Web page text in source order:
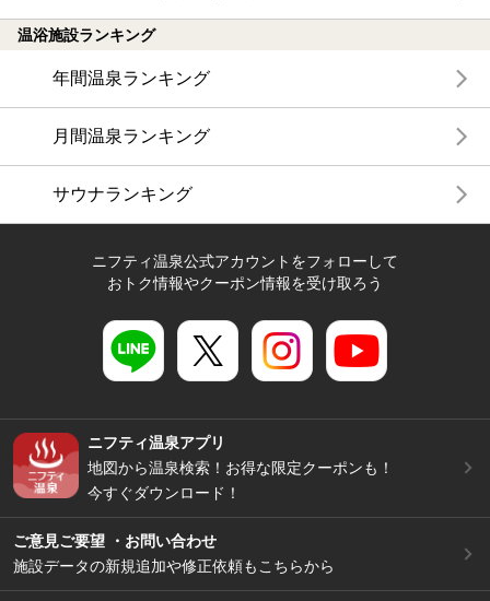
温浴施設ランキング
年間温泉ランキング
月間温泉ランキング
サウナランキング
ニフティ温泉公式アカウントをフォローして
おトク情報やクーポン情報を受け取ろう
ニフティ温泉アプリ
地図から温泉検索！お得な限定クーポンも！
今すぐダウンロード！
ご意見ご要望 ・お問い合わせ
施設データの新規追加や修正依頼もこちらから